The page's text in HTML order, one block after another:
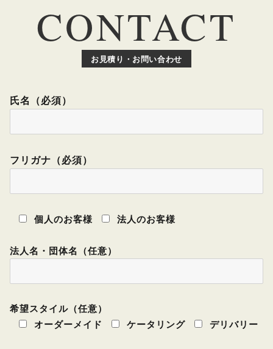
CONTACT
お見積り・お問い合わせ
氏名（必須）
フリガナ（必須）
個人のお客様 法人のお客様
法人名・団体名（任意）
希望スタイル（任意）
オーダーメイド
ケータリング デリバリー